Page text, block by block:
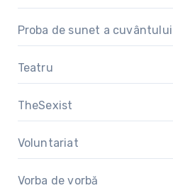
Proba de sunet a cuvântului
Teatru
TheSexist
Voluntariat
Vorba de vorbă